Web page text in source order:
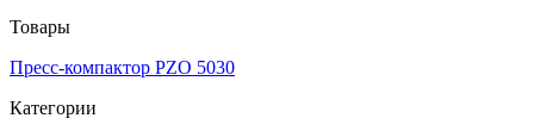
Товары
Пресс-компактор PZO 5030
Категории